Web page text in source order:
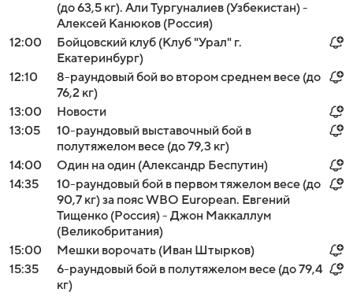
(до 63,5 кг). Али Тургуналиев (Узбекистан) -
Алексей Канюков (Россия)
12:00
Бойцовский клуб (Клуб "Урал" г.
Екатеринбург)
12:10
8-раундовый бой во втором среднем весе (до
76,2 кг)
13:00
Новости
13:05
10-раундовый выставочный бой в
полутяжелом весе (до 79,3 кг)
14:00
Один на один (Александр Беспутин)
14:35
10-раундовый бой в первом тяжелом весе (до
90,7 кг) за пояс WBO European. Евгений
Тищенко (Россия) - Джон Маккаллум
(Великобритания)
15:00
Мешки ворочать (Иван Штырков)
15:35
6-раундовый бой в полутяжелом весе (до 79,4
кг)